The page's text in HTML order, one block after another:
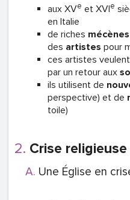
aux XVe et XVIe
en Italie
de riches mécènes
des artistes pour
ces artistes
par un retour aux
ils utilisent de
perspective) et de
toile)
Crise
Une Église en